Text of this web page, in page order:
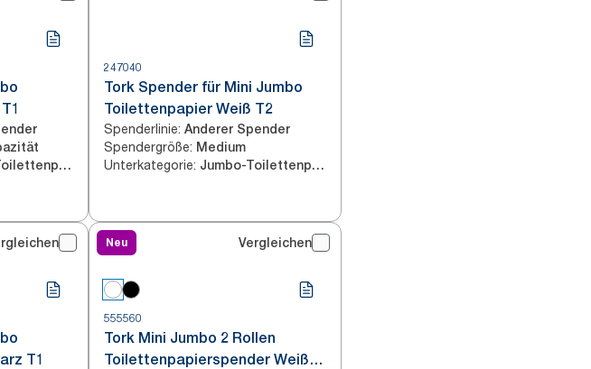
Jumbo-Toilettenpapier
247040
Tork Spender für Mini Jumbo
Toilettenpapier Weiß T2
Spenderlinie: Anderer Spender
Spendergröße: Medium
Unterkategorie: Jumbo-Toilettenpapier
T1
Neu Vergleichen
555560
Tork Mini Jumbo 2 Rollen
Toilettenpapierspender Weiß